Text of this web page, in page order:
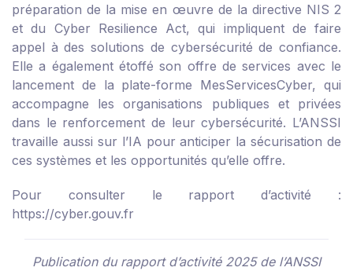
préparation de la mise en œuvre de la directive NIS 2
et du Cyber Resilience Act, qui impliquent de faire
appel à des solutions de cybersécurité de confiance.
Elle a également étoffé son offre de services avec le
lancement de la plate-forme MesServicesCyber, qui
accompagne les organisations publiques et privées
dans le renforcement de leur cybersécurité. L’ANSSI
travaille aussi sur l’IA pour anticiper la sécurisation de
ces systèmes et les opportunités qu’elle offre.
Pour consulter le rapport d’activité :
https://cyber.gouv.fr
Publication du rapport d’activité 2025 de l’ANSSI